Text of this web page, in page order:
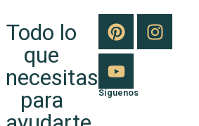
Todo lo
que
necesitas
para
Síguenos